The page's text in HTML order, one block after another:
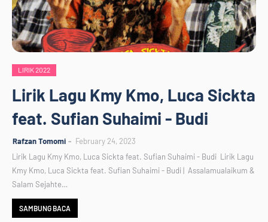
LIRIK 2022
Lirik Lagu Kmy Kmo, Luca Sickta
feat. Sufian Suhaimi - Budi
Rafzan Tomomi
February 24, 2023
Lirik Lagu Kmy Kmo, Luca Sickta feat. Sufian Suhaimi - Budi Lirik Lagu
Kmy Kmo, Luca Sickta feat. Sufian Suhaimi - Budi | Assalamualaikum &
Salam Sejahte…
SAMBUNG BACA